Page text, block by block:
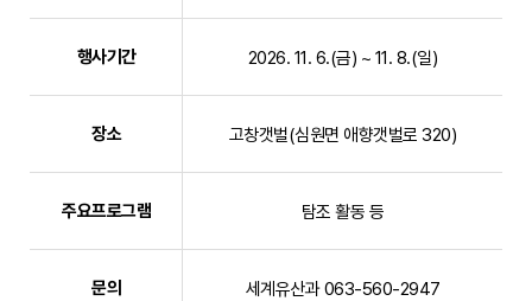
행사기간 2026. 11. 6.(금) ~ 11. 8.(일)
장소 고창갯벌(심원면 애향갯벌로 320)
주요프로그램 탐조 활동 등
문의 세계유산과 063-560-2947